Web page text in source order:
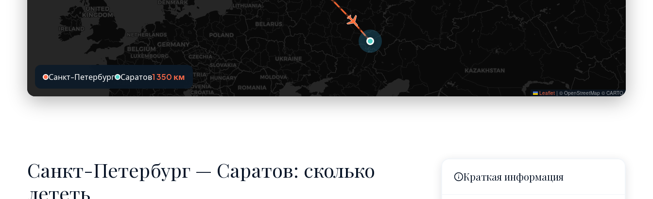
Leaflet | © OpenStreetMap © CARTO
Санкт-Петербург Саратов1 350 км
Санкт-Петербург — Саратов: сколько
лететь
Краткая информация